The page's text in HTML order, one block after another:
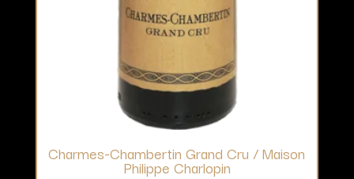
Charmes-Chambertin Grand Cru / Maison
Philippe Charlopin